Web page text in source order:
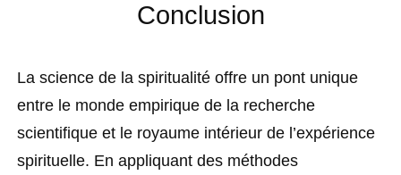
Conclusion
La science de la spiritualité offre un pont unique
entre le monde empirique de la recherche
scientifique et le royaume intérieur de l’expérience
spirituelle. En appliquant des méthodes